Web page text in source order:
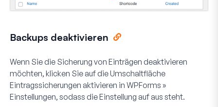
Backups deaktivieren
Wenn Sie die Sicherung von Einträgen deaktivieren
möchten, klicken Sie auf die Umschaltfläche
Eintragssicherungen aktivieren in WPForms »
Einstellungen, sodass die Einstellung auf aus steht.